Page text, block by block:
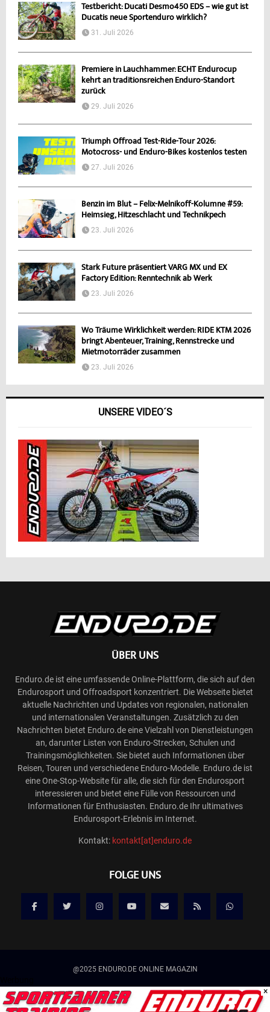
Testbericht: Ducati Desmo450 EDS – wie gut ist
Ducatis neue Sportenduro wirklich?
31. Juli 2026
Premiere in Lauchhammer: ECHT Endurocup
kehrt an traditionsreichen Enduro-Standort
zurück
29. Juli 2026
Triumph Offroad Test-Ride-Tour 2026:
Motocross- und Enduro-Bikes kostenlos testen
27. Juli 2026
Benzin im Blut – Felix-Melnikoff-Kolumne #59:
Heimsieg, Hitzeschlacht und Technikpech
23. Juli 2026
Stark Future präsentiert VARG MX und EX
Factory Edition: Renntechnik ab Werk
23. Juli 2026
Wo Träume Wirklichkeit werden: RIDE KTM 2026
bringt Abenteuer, Training, Rennstrecke und
Mietmotorräder zusammen
23. Juli 2026
UNSERE VIDEO´S
ÜBER UNS
Enduro.de ist eine umfassende Online-Plattform, die sich auf den
Endurosport und Offroadsport konzentriert. Die Webseite bietet
aktuelle Nachrichten und Updates von regionalen, nationalen
und internationalen Veranstaltungen. Zusätzlich zu den
Nachrichten bietet Enduro.de eine Vielzahl von Dienstleistungen
an, darunter Listen von Enduro-Strecken, Schulen und
Trainingsmöglichkeiten. Sie bietet auch Informationen über
Reisen, Touren und verschiedene Enduro-Modelle. Enduro.de ist
eine One-Stop-Website für alle, die sich für den Endurosport
interessieren und bietet eine Fülle von Ressourcen und
Informationen für Enthusiasten. Enduro.de Ihr ultimatives
Endurosport-Erlebnis im Internet.
Kontakt: kontakt[at]enduro.de
FOLGE UNS
@2025 ENDURO.DE ONLINE MAGAZIN
Kontakt
Mediadaten/Werbung
Allgemeine Geschäftsbedingungen
Impressum
×